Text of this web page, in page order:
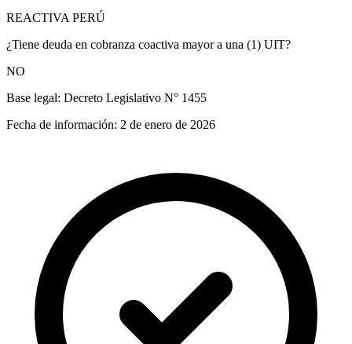
REACTIVA PERÚ
¿Tiene deuda en cobranza coactiva mayor a una (1) UIT?
NO
Base legal: Decreto Legislativo N° 1455
Fecha de información: 2 de enero de 2026